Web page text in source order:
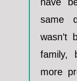
same
wasn’t
family,
more